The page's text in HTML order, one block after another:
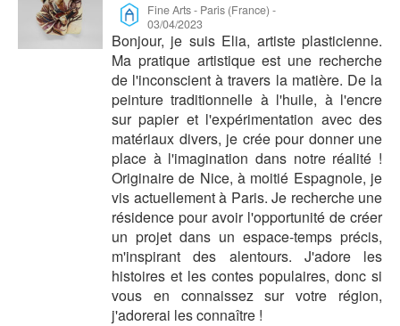
Fine Arts- Paris (France) -
03/04/2023
Bonjour, je suis Elia, artiste plasticienne.
Ma pratique artistique est une recherche
de l'inconscient à travers la matière. De la
peinture traditionnelle à l'huile, à l'encre
sur papier et l'expérimentation avec des
matériaux divers, je crée pour donner une
place à l'imagination dans notre réalité !
Originaire de Nice, à moitié Espagnole, je
vis actuellement à Paris. Je recherche une
résidence pour avoir l'opportunité de créer
un projet dans un espace-temps précis,
m'inspirant des alentours. J'adore les
histoires et les contes populaires, donc si
vous en connaissez sur votre région,
j'adorerai les connaître !